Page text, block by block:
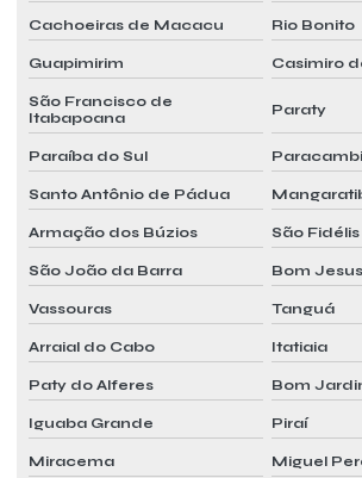
Manutenção de ar condicionado pmoc
Manutenção ar condicionado vrf
Manutenção corretiva pmoc em ar condicionado
Manutenção preventiva pmoc em ar condicionado
Manutenção preventiva vrf
Montagem de câmara fria
Montagem de câmara frigorífica
Montagem de empresa de refrigeração
Orçamento laudo pmoc
Cachoeiras de Macacu Rio Bonito
Guapimirim Casimiro
São Francisco de
Itabapoana
Paraty
Paraíba do Sul Paracambi
Santo Antônio de Pádua
Armação dos Búzios São Fidélis
São João da Barra Bom
Vassouras Tanguá
Arraial do Cabo Itatiaia
Paty do Alferes Bom
Iguaba Grande Piraí
Miracema Miguel